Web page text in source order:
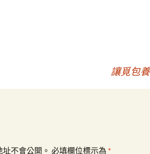
讓覓包
不會公開。 必填欄位標示為 *